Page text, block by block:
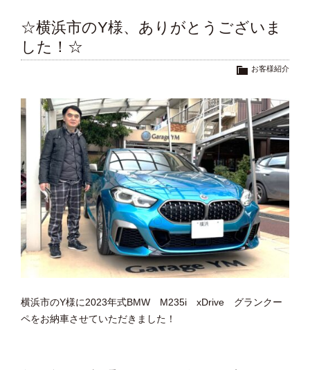
☆横浜市のY様、ありがとうございま
した！☆
お客様紹介
横浜市のY様に2023年式BMW M235i xDrive グランクー
ペをお納車させていただきました！